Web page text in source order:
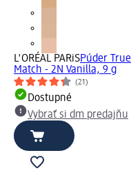
L'ORÉAL PARiSPúder True
Match - 2N Vanilla, 9 g
(21)
Dostupné
Vybrať si dm predajňu